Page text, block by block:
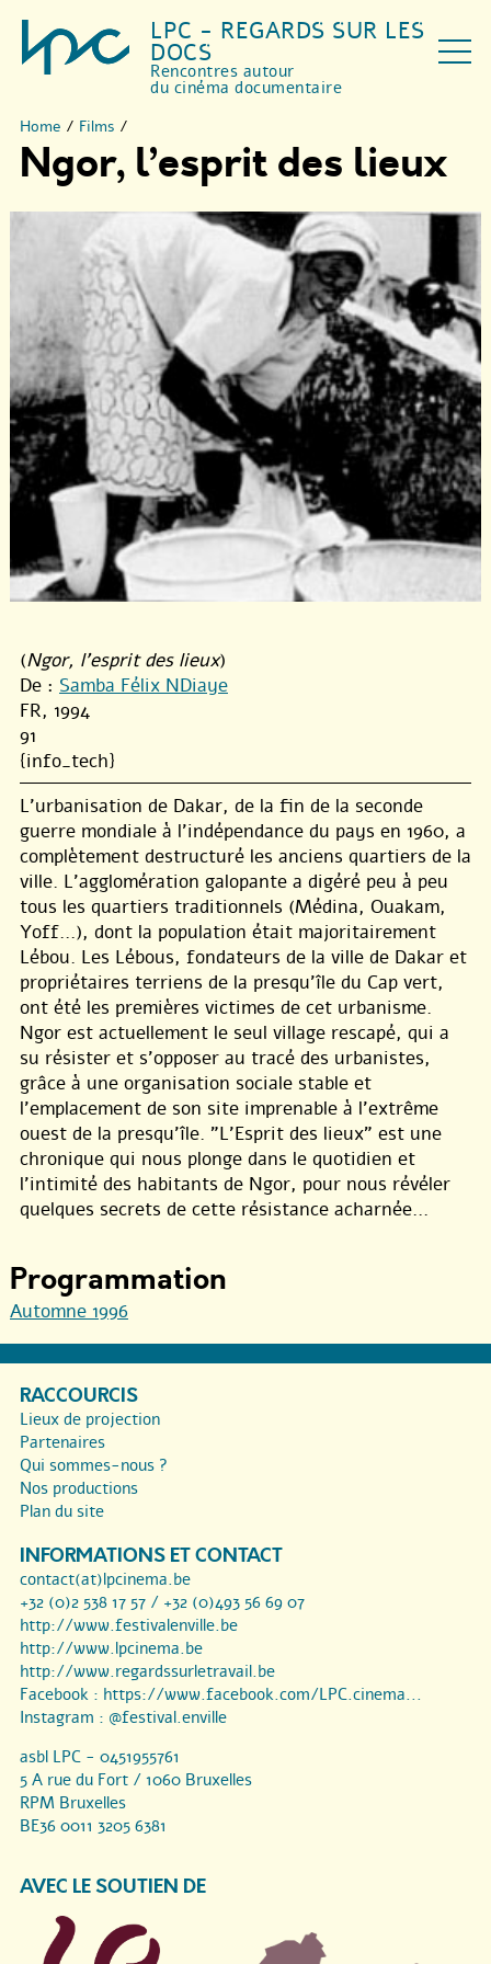
LPC - REGARDS SUR LES
DOCS
Rencontres autour
du cinéma documentaire
Home / Films /
Ngor, l’esprit des lieux
(Ngor, l'esprit des lieux)
De : Samba Félix NDiaye
FR, 1994
91
{info_tech}
L’urbanisation de Dakar, de la fin de la seconde
guerre mondiale à l’indépendance du pays en 1960, a
complètement destructuré les anciens quartiers de la
ville. L’agglomération galopante a digéré peu à peu
tous les quartiers traditionnels (Médina, Ouakam,
Yoff...), dont la population était majoritairement
Lébou. Les Lébous, fondateurs de la ville de Dakar et
propriétaires terriens de la presqu’île du Cap vert,
ont été les premières victimes de cet urbanisme.
Ngor est actuellement le seul village rescapé, qui a
su résister et s’opposer au tracé des urbanistes,
grâce à une organisation sociale stable et
l’emplacement de son site imprenable à l’extrême
ouest de la presqu’île. "L’Esprit des lieux" est une
chronique qui nous plonge dans le quotidien et
l’intimité des habitants de Ngor, pour nous révéler
quelques secrets de cette résistance acharnée...
Programmation
Automne 1996
RACCOURCIS
Lieux de projection
Partenaires
Qui sommes-nous ?
Nos productions
Plan du site
INFORMATIONS ET CONTACT
contact(at)lpcinema.be
+32 (0)2 538 17 57 / +32 (0)493 56 69 07
http://www.festivalenville.be
http://www.lpcinema.be
http://www.regardssurletravail.be
Facebook : https://www.facebook.com/LPC.cinema...
Instagram : @festival.enville
asbl LPC - 0451955761
5 A rue du Fort / 1060 Bruxelles
RPM Bruxelles
BE36 0011 3205 6381
AVEC LE SOUTIEN DE